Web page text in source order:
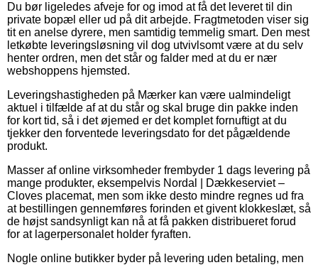
Du bør ligeledes afveje for og imod at få det leveret til din
private bopæl eller ud på dit arbejde. Fragtmetoden viser sig
tit en anelse dyrere, men samtidig temmelig smart. Den mest
letkøbte leveringsløsning vil dog utvivlsomt være at du selv
henter ordren, men det står og falder med at du er nær
webshoppens hjemsted.
Leveringshastigheden på Mærker kan være ualmindeligt
aktuel i tilfælde af at du står og skal bruge din pakke inden
for kort tid, så i det øjemed er det komplet fornuftigt at du
tjekker den forventede leveringsdato for det pågældende
produkt.
Masser af online virksomheder frembyder 1 dags levering på
mange produkter, eksempelvis Nordal | Dækkeserviet –
Cloves placemat, men som ikke desto mindre regnes ud fra
at bestillingen gennemføres forinden et givent klokkeslæt, så
de højst sandsynligt kan nå at få pakken distribueret forud
for at lagerpersonalet holder fyraften.
Nogle online butikker byder på levering uden betaling, men